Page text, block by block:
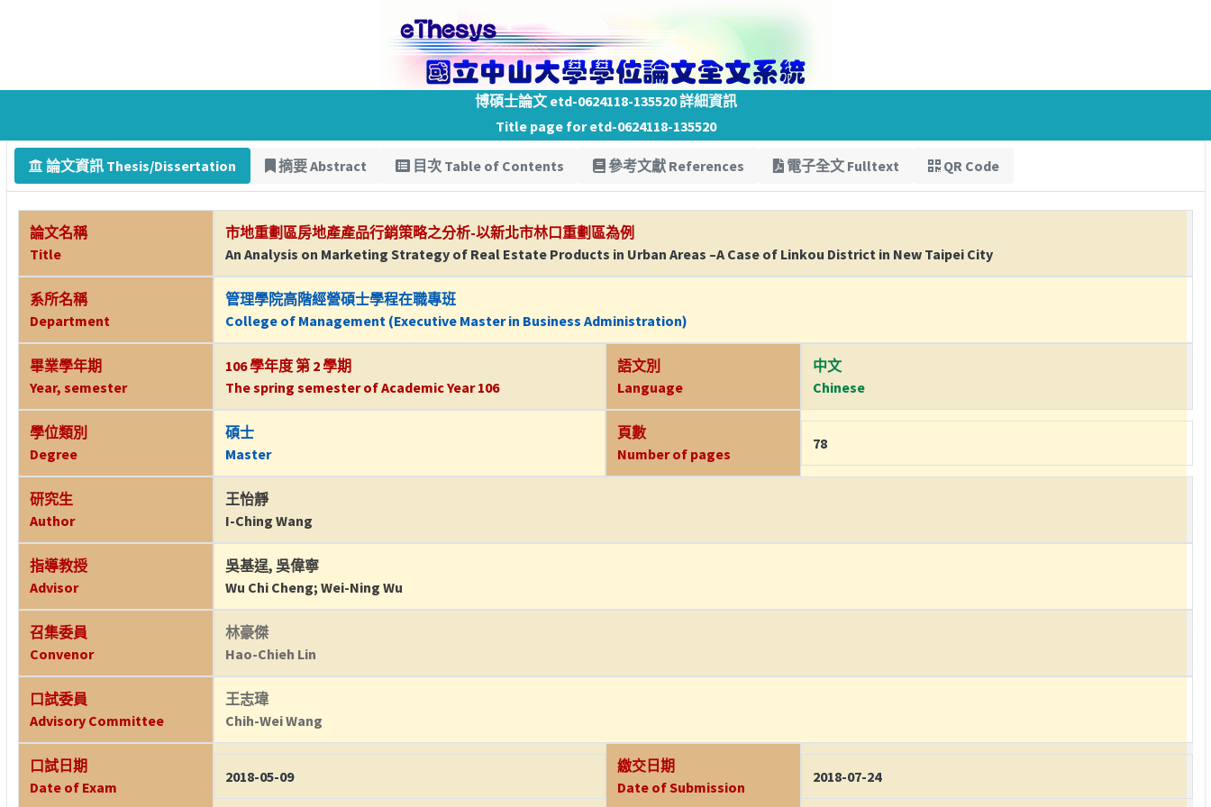
博碩士論文 etd-0624118-135520 詳細資訊
Title page for etd-0624118-135520
論文資訊 Thesis/Dissertation 摘要 Abstract 目次 Table of Contents 參考文獻 References 電子全文 Fulltext QR Code
論文名稱
Title
市地重劃區房地產產品行銷策略之分析-以新北市林口重劃區為例
An Analysis on Marketing Strategy of Real Estate Products in Urban Areas –A Case of Linkou District in New Taipei City
系所名稱
Department
管理學院高階經營碩士學程在職專班
College of Management (Executive Master in Business Administration)
畢業學年期
Year, semester
106 學年度 第 2 學期
The spring semester of Academic Year 106
語文別
Language
中文
Chinese
學位類別
Degree
碩士
Master
頁數
Number of pages
78
研究生
Author
王怡靜
I-Ching Wang
指導教授
Advisor
吳基逞, 吳偉寧
Wu Chi Cheng;Wei-Ning Wu
召集委員
Convenor
林豪傑
Hao-Chieh Lin
口試委員
Advisory Committee
王志瑋
Chih-Wei Wang
口試日期
Date of Exam
2018-05-09
繳交日期
Date of Submission
2018-07-24